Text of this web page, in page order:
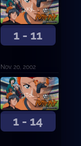
1 - 11
¿Kyosuke-kun es el punto débil de Akanegaoka?
Nov. 20, 2002
1 - 14
¡Todos! ¡Reúnanse en el vestuario!